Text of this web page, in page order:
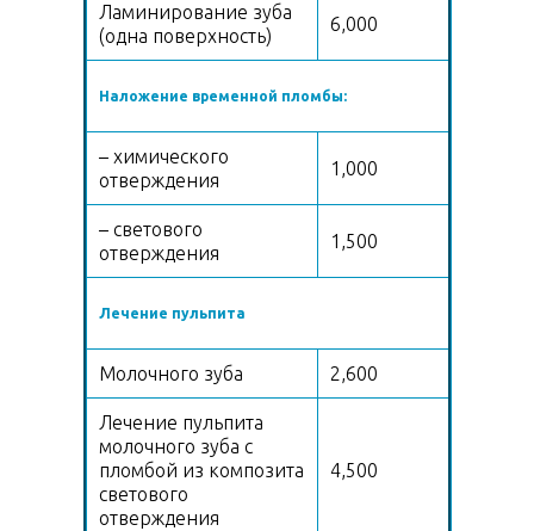
Ламинирование зуба
(одна поверхность)
6,000
Наложение временной пломбы:
– химического
отверждения
1,000
– светового
отверждения
1,500
Лечение пульпита
Молочного зуба 2,600
Лечение пульпита
молочного зуба с
пломбой из композита
светового
отверждения
4,500